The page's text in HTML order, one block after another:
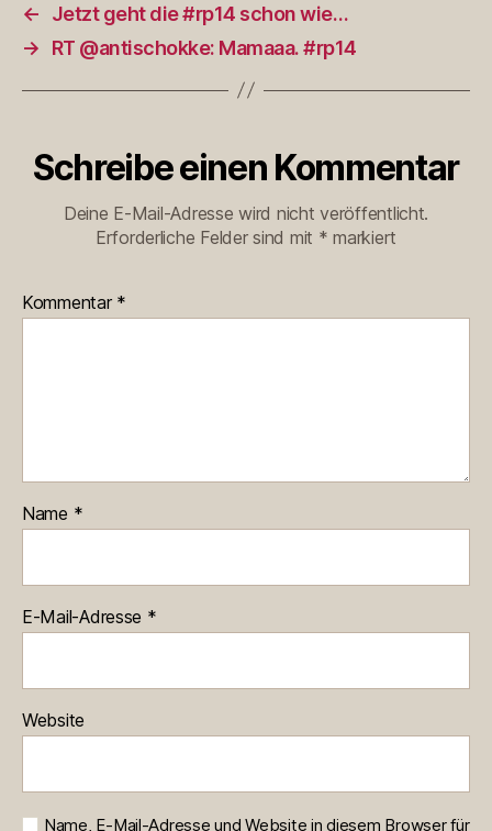
←
Jetzt geht die #rp14 schon wie…
→
RT @antischokke: Mamaaa. #rp14
Schreibe einen Kommentar
Deine E-Mail-Adresse wird nicht veröffentlicht.
Erforderliche Felder sind mit * markiert
Kommentar *
Name *
E-Mail-Adresse *
Website
Name, E-Mail-Adresse und Website in diesem Browser für